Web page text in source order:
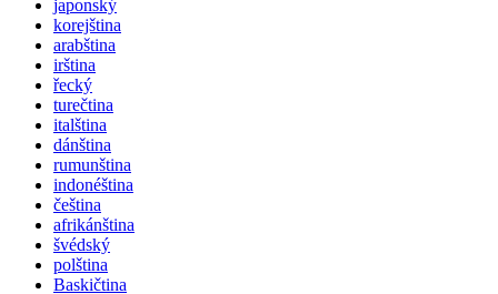
japonský
korejština
arabština
irština
řecký
turečtina
italština
dánština
rumunština
indonéština
čeština
afrikánština
švédský
polština
Baskičtina